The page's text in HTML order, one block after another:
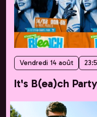
Vendredi 14 août
It's B(ea)ch